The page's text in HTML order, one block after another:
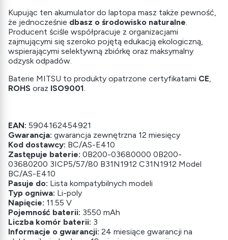
Kupując ten akumulator do laptopa masz także pewność,
że jednocześnie dbasz o środowisko naturalne.
Producent ściśle współpracuje z organizacjami
zajmującymi się szeroko pojętą edukacją ekologiczną,
wspierającymi selektywną zbiórkę oraz maksymalny
odzysk odpadów.
Baterie MITSU to produkty opatrzone certyfikatami CE,
ROHS oraz ISO9001.
EAN: 5904162454921
Gwarancja: gwarancja zewnętrzna 12 miesięcy
Kod dostawcy: BC/AS-E410
Zastępuje baterie: 0B200-03680000 0B200-
03680200 3ICP5/57/80 B31N1912 C31N1912 Model
BC/AS-E410
Pasuje do: Lista kompatybilnych modeli
Typ ogniwa: Li-poly
Napięcie: 11.55 V
Pojemność baterii: 3550 mAh
Liczba komór baterii: 3
Informacje o gwarancji: 24 miesiące gwarancji na